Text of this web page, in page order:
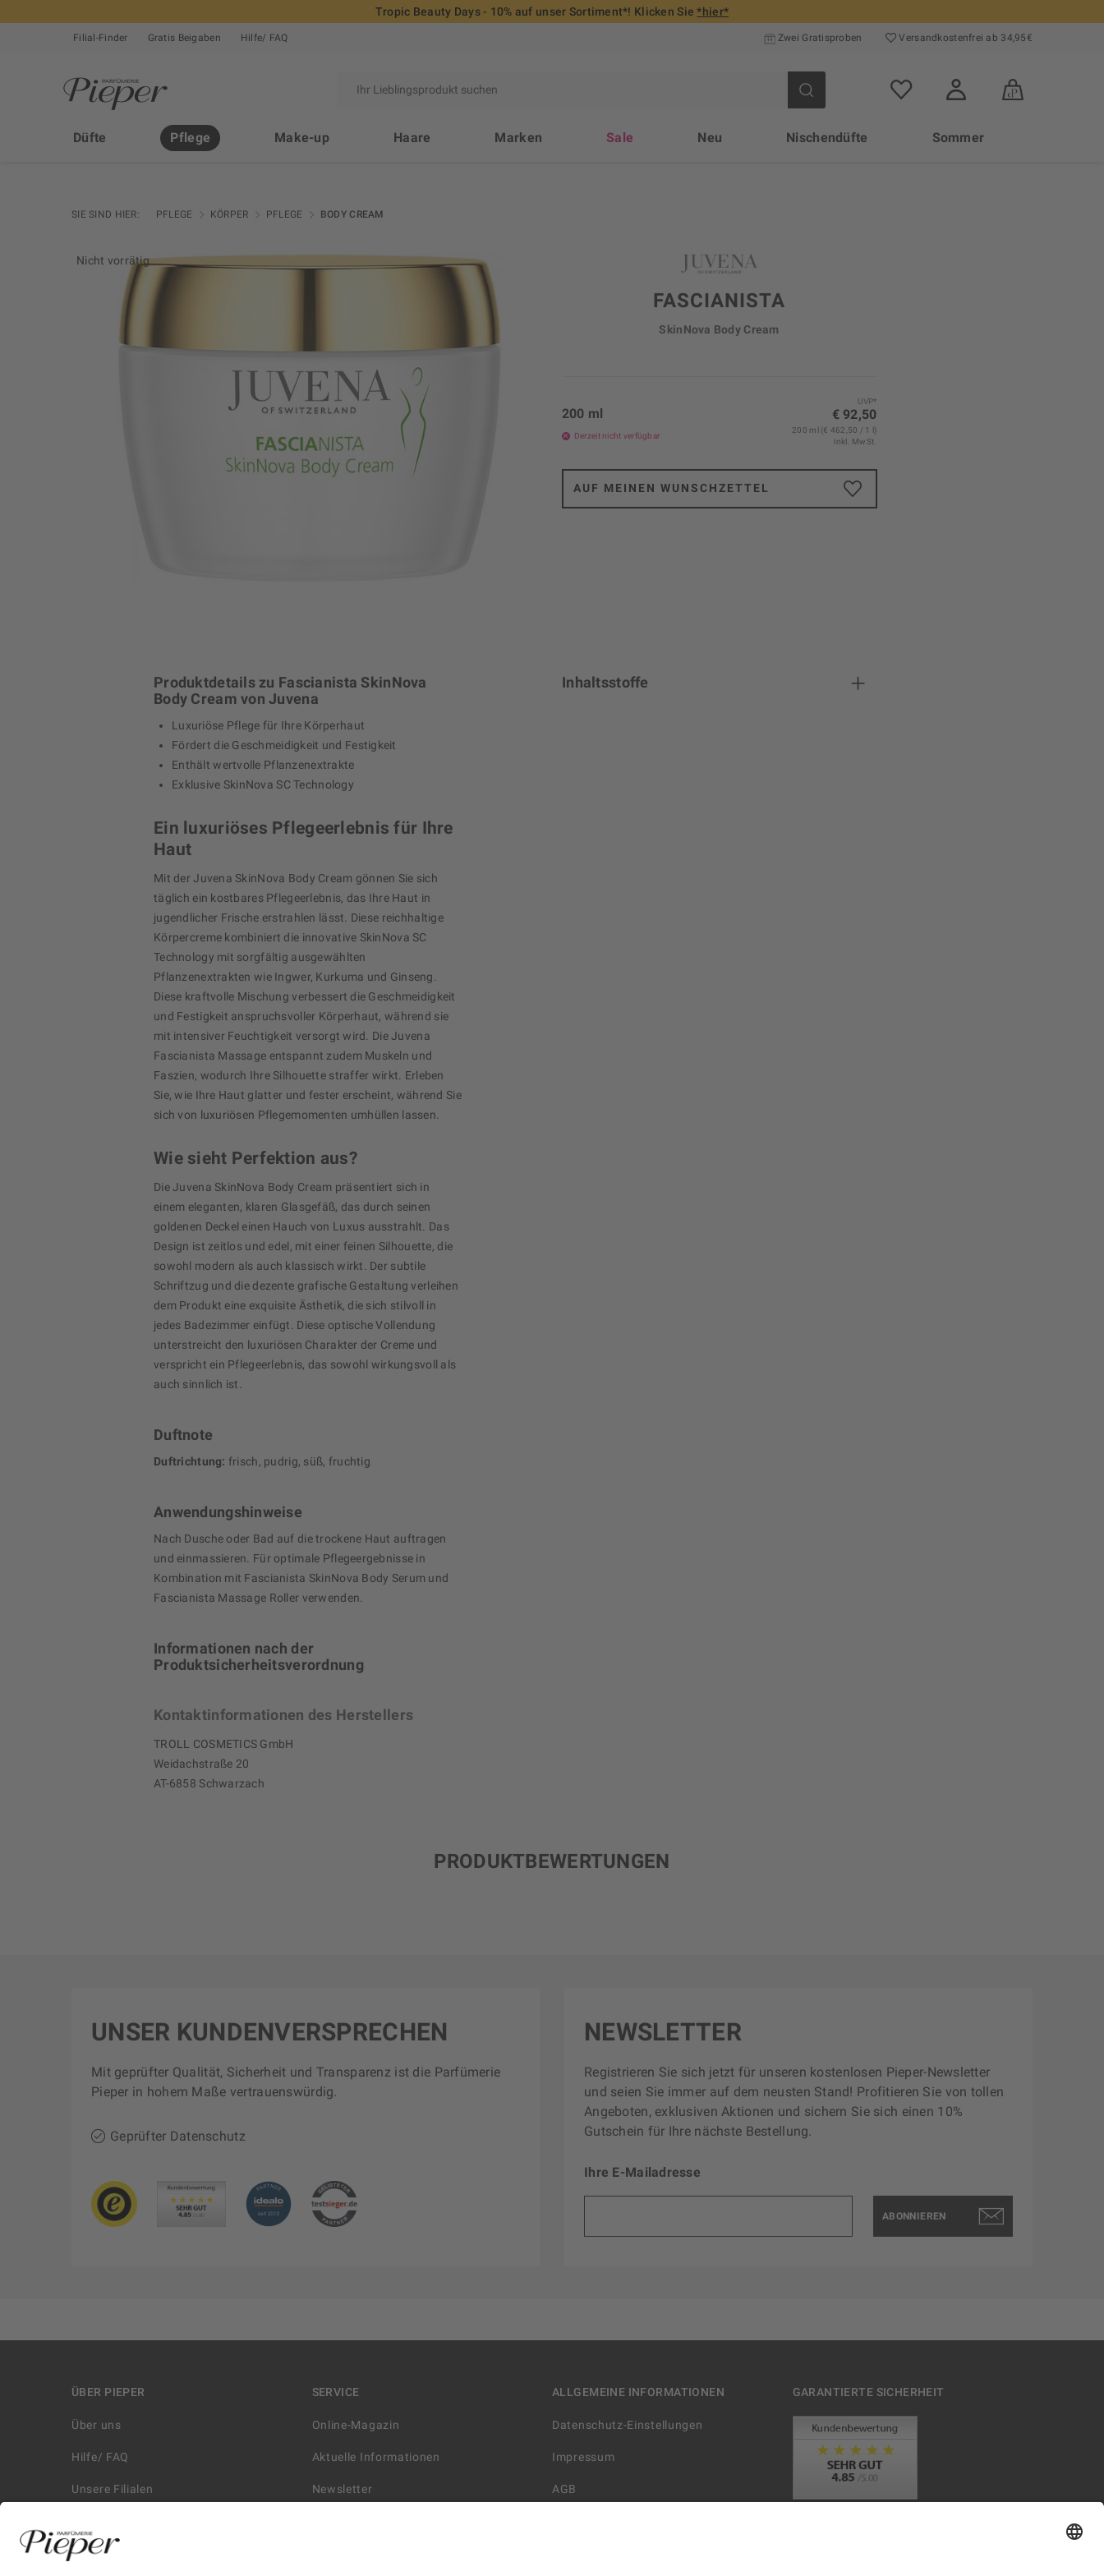
Tropic Beauty Days - 10% auf unser Sortiment*! Klicken Sie*hier*
Filial-Finder Gratis Beigaben Hilfe/ FAQ Zwei Gratisproben Versand­kosten­frei ab 34,95€
Düfte Pflege Make-up Haare Marken Sale Neu Nischendüfte Sommer
SIE SIND HIER: PFLEGE KÖRPER PFLEGE BODY CREAM
Nicht vorrätig
FASCIANISTA
SkinNova Body Cream
UVP*
€ 92,50
200 ml
Derzeit nicht verfügbar
200 ml (€ 462,50 / 1 l)
inkl. MwSt.
AUF MEINEN WUNSCHZETTEL
Produktdetails zu Fascianista SkinNova
Body Cream von Juvena
Luxuriöse Pflege für Ihre Körperhaut
Fördert die Geschmeidigkeit und Festigkeit
Enthält wertvolle Pflanzenextrakte
Exklusive SkinNova SC Technology
Ein luxuriöses Pflegeerlebnis für Ihre
Haut
Mit der Juvena SkinNova Body Cream gönnen Sie sich
täglich ein kostbares Pflegeerlebnis, das Ihre Haut in
jugendlicher Frische erstrahlen lässt. Diese reichhaltige
Körpercreme kombiniert die innovative SkinNova SC
Technology mit sorgfältig ausgewählten
Pflanzenextrakten wie Ingwer, Kurkuma und Ginseng.
Diese kraftvolle Mischung verbessert die Geschmeidigkeit
und Festigkeit anspruchsvoller Körperhaut, während sie
mit intensiver Feuchtigkeit versorgt wird. Die Juvena
Fascianista Massage entspannt zudem Muskeln und
Faszien, wodurch Ihre Silhouette straffer wirkt. Erleben
Sie, wie Ihre Haut glatter und fester erscheint, während Sie
sich von luxuriösen Pflegemomenten umhüllen lassen.
Wie sieht Perfektion aus?
Die Juvena SkinNova Body Cream präsentiert sich in
einem eleganten, klaren Glasgefäß, das durch seinen
goldenen Deckel einen Hauch von Luxus ausstrahlt. Das
Design ist zeitlos und edel, mit einer feinen Silhouette, die
sowohl modern als auch klassisch wirkt. Der subtile
Schriftzug und die dezente grafische Gestaltung verleihen
dem Produkt eine exquisite Ästhetik, die sich stilvoll in
jedes Badezimmer einfügt. Diese optische Vollendung
unterstreicht den luxuriösen Charakter der Creme und
verspricht ein Pflegeerlebnis, das sowohl wirkungsvoll als
auch sinnlich ist.
Duftnote
Duftrichtung: frisch, pudrig, süß, fruchtig
Anwendungshinweise
Nach Dusche oder Bad auf die trockene Haut auftragen
und einmassieren. Für optimale Pflegeergebnisse in
Kombination mit Fascianista SkinNova Body Serum und
Fascianista Massage Roller verwenden.
Informationen nach der
Produktsicherheitsverordnung
Kontaktinformationen des Herstellers
TROLL COSMETICS GmbH
Weidachstraße 20
AT-6858 Schwarzach
Inhaltsstoffe
PRODUKTBEWERTUNGEN
NEWSLETTER
Registrieren Sie sich jetzt für unseren kostenlosen Pieper-Newsletter
und seien Sie immer auf dem neusten Stand! Profitieren Sie von tollen
Angeboten, exklusiven Aktionen und sichern Sie sich einen 10%
Gutschein für Ihre nächste Bestellung.
Ihre E-Mailadresse
ABONNIEREN
UNSER KUNDENVERSPRECHEN
Mit geprüfter Qualität, Sicherheit und Transparenz ist die Parfümerie
Pieper in hohem Maße vertrauenswürdig.
Geprüfter Datenschutz
ÜBER PIEPER
Über uns
Hilfe/ FAQ
Unsere Filialen
Historie
SERVICE
Online-Magazin
Aktuelle Informationen
Newsletter
ALLGEMEINE INFORMATIONEN
Datenschutz-Einstellungen
Impressum
AGB
GARANTIERTE SICHERHEIT